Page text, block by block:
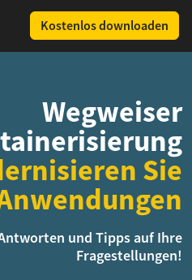
Kostenlos downloaden
Wegweiser
Sie
und Tipps auf Ihre
Fragestellungen!